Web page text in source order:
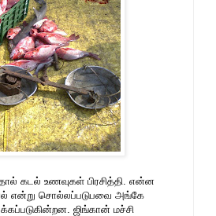
கடல் உணவுகள் பிரசித்தி. என்ன
என்று சொல்லப்படுபவை அங்கே
ஜிங்கான் மச்சி